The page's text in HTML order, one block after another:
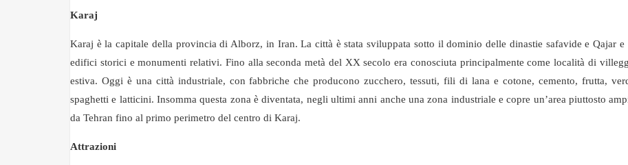
Karaj
Karaj è la capitale della provincia di Alborz, in Iran. La città è stata sviluppata sotto il dominio delle dinastie safavide e Qajar e
edifici storici e monumenti relativi. Fino alla seconda metà del XX secolo era conosciuta principalmente come località di
estiva. Oggi è una città industriale, con fabbriche che producono zucchero, tessuti, fili di lana e cotone, cemento, frutta,
spaghetti e latticini. Insomma questa zona è diventata, negli ultimi anni anche una zona industriale e copre un’area piuttosto
da Tehran fino al primo perimetro del centro di Karaj.
Attrazioni